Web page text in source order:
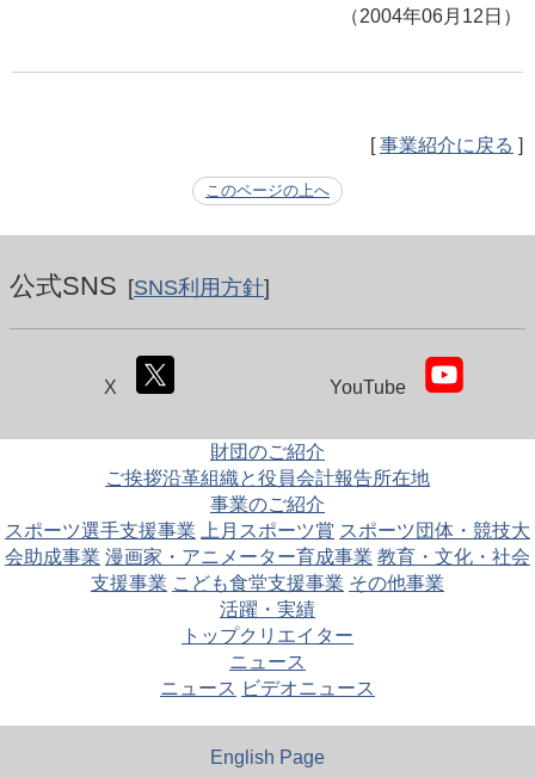
（2004年06月12日）
[事業紹介に戻る ]
このページの上へ
公式SNS [SNS利用方針]
X YouTube
財団のご紹介
ご挨拶沿革組織と役員会計報告所在地
事業のご紹介
スポーツ選手支援事業
上月スポーツ賞 スポーツ団体・競技大
会助成事業 漫画家・アニメーター育成事業 教育・文化・社会
支援事業 こども食堂支援事業 その他事業
活躍・実績
トップクリエイター
ニュース
ニュース ビデオニュース
English Page